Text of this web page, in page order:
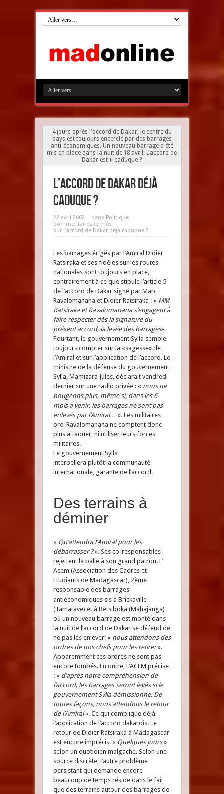
4 jours après l'accord de Dakar, le centre du
pays est toujours encerclé par des barrages
anti-économiques. Un nouveau barrage a été
mis en place dans la nuit de 18 avril. L'accord de
Dakar est-il caduque ?
L’accord de Dakar déjà
caduque ?
22 avril 2002 dans Politique
Commentaires fermés
sur L’accord de Dakar déjà caduque ?
Les barrages érigés par l’Amiral Didier
Ratsiraka et ses fidèles sur les routes
nationales sont toujours en place,
contrairement à ce que stipule l’article 5
de l’accord de Dakar signé par Marc
Ravalomanana et Didier Ratsiraka : « MM
Ratsiraka et Ravalomanana s’engagent à
faire respecter dès la signature du
présent accord, la levée des barrages».
Pourtant, le gouvernement Sylla semble
toujours compter sur la «sagesse» de
l’Amiral et sur l’application de l’accord. Le
ministre de la défense du gouvernement
Sylla, Mamizara Jules, déclarait vendredi
dernier sur une radio privée : « nous ne
bougeons plus, même si, dans les 6
mois à venir, les barrages ne sont pas
enlevés par l’Amiral… ». Les militaires
pro-Ravalomanana ne comptent donc
plus attaquer, ni utiliser leurs forces
militaires.
Le gouvernement Sylla
interpellera plutôt la communauté
internationale, garante de l’accord.
Des terrains à
déminer
« Qu’attendra l’Amiral pour les
débarrasser ?». Ses co-responsables
rejettent la balle à son grand patron. L’
Acem (Association des Cadres et
Etudiants de Madagascar), 2ème
responsable des barrages
antiéconomiques sis à Brickaville
(Tamatave) et à Betsiboka (Mahajanga)
où un nouveau barrage est monté dans
la nuit de l’accord de Dakar se défend de
ne pas les enlever: « nous attendons des
ordres de nos chefs pour les retirer».
Apparemment ces ordres ne sont pas
encore tombés. En outre, L’ACEM précise
: « d’après notre compréhension de
l’accord, les barrages seront levés si le
gouvernement Sylla démissionne. De
toutes façons, nous attendons le retour
de l’Amiral». Ce qui complique déjà
l’application de l’accord dakarois. Le
retour de Didier Ratsiraka à Madagascar
est encore imprécis. « Quelques jours»
selon un quotidien malgache. Selon une
source discrète, l’autre problème
persistant qui demande encore
beaucoup de temps réside dans le fait
que des terrains autour des barrages de